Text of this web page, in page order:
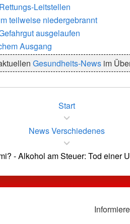
Leitstellen
teilweise niedergebrannt
ausgelaufen
Ausgang
Gesundheits-News im
Start
News Verschiedenes
- Alkohol am Steuer: Tod einer